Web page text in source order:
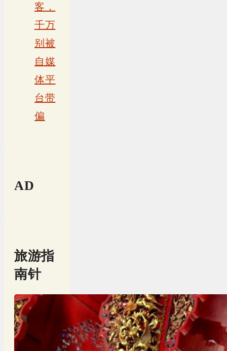
客，
千万
别被
自媒
体平
台带
偏
AD
旅游指
南针